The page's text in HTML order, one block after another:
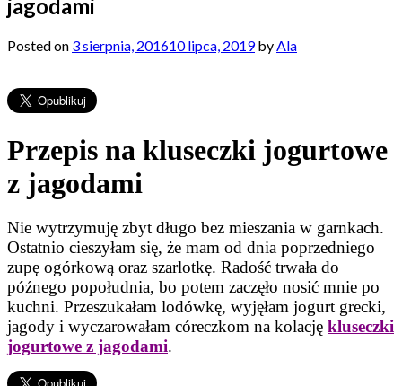
jagodami
Posted on 3 sierpnia, 201610 lipca, 2019byAla
Przepis na kluseczki jogurtowe
z jagodami
Nie wytrzymuję zbyt długo bez mieszania w garnkach.
Ostatnio cieszyłam się, że mam od dnia poprzedniego
zupę ogórkową oraz szarlotkę. Radość trwała do
późnego popołudnia, bo potem zaczęło nosić mnie po
kuchni. Przeszukałam lodówkę, wyjęłam jogurt grecki,
jagody i wyczarowałam córeczkom na kolację kluseczki
jogurtowe z jagodami.